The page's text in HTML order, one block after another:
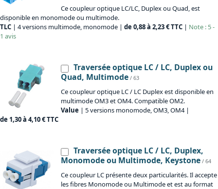
Ce coupleur optique LC/LC, Duplex ou Quad, est
disponible en monomode ou multimode.
TLC | 4 versions multimode, monomode | de 0,88 à 2,23 € TTC | Note : 5 -
1 avis
Traversée optique LC / LC, Duplex ou
Quad, Multimode / 63
Ce coupleur optique LC / LC Duplex est disponible en
multimode OM3 et OM4. Compatible OM2.
Value | 5 versions monomode, OM3, OM4 |
de 1,30 à 4,10 € TTC
Traversée optique LC / LC, Duplex,
Monomode ou Multimode, Keystone / 64
Ce coupleur LC présente deux particularités. Il accepte
les fibres Monomode ou Multimode et est au format